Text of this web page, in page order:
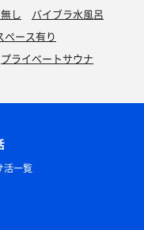
し
バイブラ水風呂
ペース有り
プライベートサウナ
活一覧